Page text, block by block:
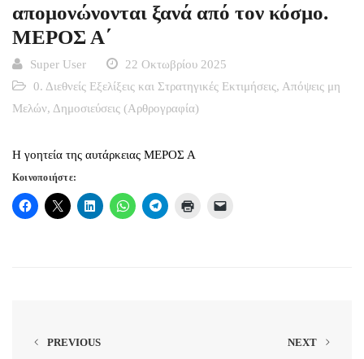
απομονώνονται ξανά από τον κόσμο.
ΜΕΡΟΣ Α΄
Super User
22 Οκτωβρίου 2025
0. Διεθνείς Εξελίξεις και Στρατηγικές Εκτιμήσεις, Απόψεις μη
Μελών, Δημοσιεύσεις (Αρθρογραφία)
Η γοητεία της αυτάρκειας ΜΕΡΟΣ Α
Κοινοποιήστε:
PREVIOUS NEXT